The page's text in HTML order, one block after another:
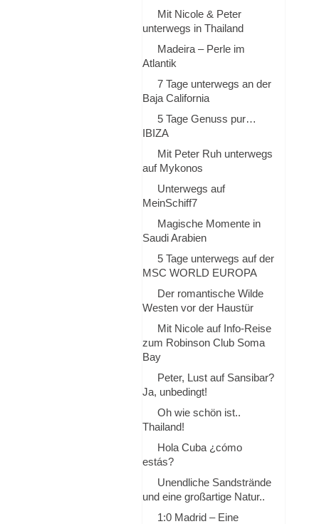
Mit Nicole & Peter
unterwegs in Thailand
Madeira – Perle im
Atlantik
7 Tage unterwegs an der
Baja California
5 Tage Genuss pur…
IBIZA
Mit Peter Ruh unterwegs
auf Mykonos
Unterwegs auf
MeinSchiff7
Magische Momente in
Saudi Arabien
5 Tage unterwegs auf der
MSC WORLD EUROPA
Der romantische Wilde
Westen vor der Haustür
Mit Nicole auf Info-Reise
zum Robinson Club Soma
Bay
Peter, Lust auf Sansibar?
Ja, unbedingt!
Oh wie schön ist..
Thailand!
Hola Cuba ¿cómo
estás?
Unendliche Sandstrände
und eine großartige Natur..
1:0 Madrid – Eine